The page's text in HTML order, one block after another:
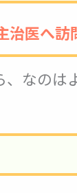
治医へ
、なの